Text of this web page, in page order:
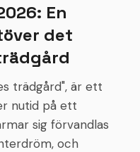
En
det
trädgård", är ett
nutid på ett
sig förvandlas
och